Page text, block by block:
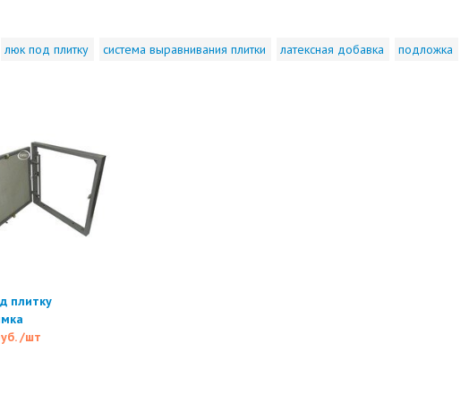
люк под плитку система выравнивания плитки латексная добавка подложка
плитку
/шт